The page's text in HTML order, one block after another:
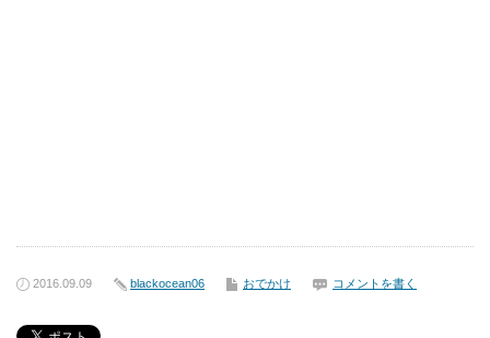
2016.09.09 blackocean06 おでかけ コメントを書く